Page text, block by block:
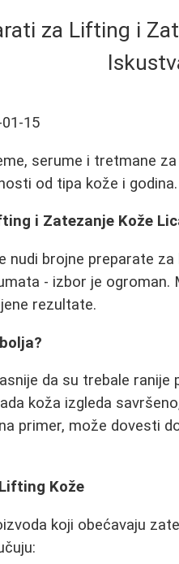
za Lifting i
15
serume i tretmane
od tipa kože i godina.
i Zatezanje Kože
nudi brojne preparate
- izbor je
rezultate.
da su trebale
koža izgleda
primer, može dovesti
Kože
koji obećavaju